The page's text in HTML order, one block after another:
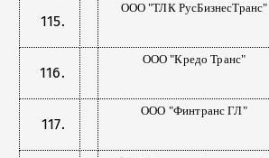
ООО "ТЛК РусБизнесТранс"
ООО "Кредо Транс"
ООО "Финтранс ГЛ"